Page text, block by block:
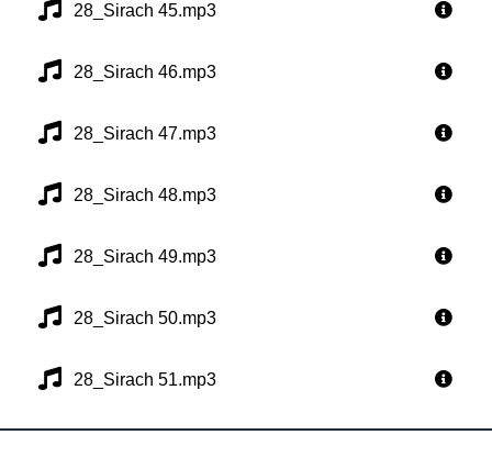
28_Sirach 45.mp3
28_Sirach 46.mp3
28_Sirach 47.mp3
28_Sirach 48.mp3
28_Sirach 49.mp3
28_Sirach 50.mp3
28_Sirach 51.mp3